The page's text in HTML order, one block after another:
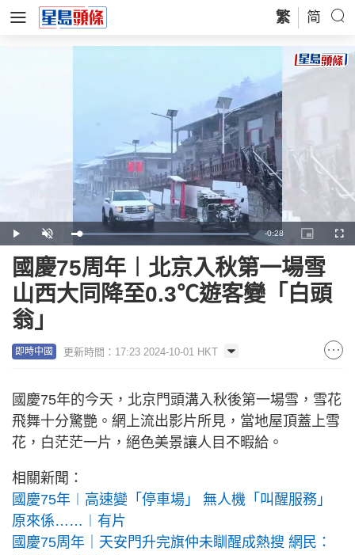
繁 简
Play Unmute Loaded:
100.00%
Remaining
-0:28
Picture-
in-
國慶75周年︱北京入秋第一場雪
山西大同降至0.3℃遊客變「白頭
翁」
即時中國 更新時間：17:23 2024-10-01 HKT
國慶75年的今天，北京門頭溝入秋後第一場雪，雪花
飛舞十分驚艷。網上流出影片所見，當地屋頂蓋上雪
花，白茫茫一片，絕色美景讓人目不暇給。
相關新聞：
國慶75年︱高速變「停車場」 無人機「叫醒服務」
原來係……︱有片
國慶75周年｜天安門升完旗仲未瞓醒成熱搜 網民：